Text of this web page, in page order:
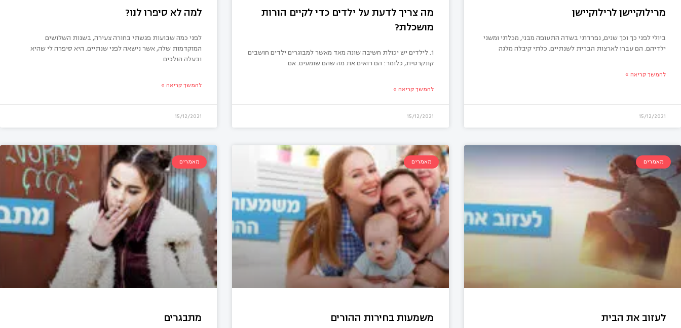
מרילוקיישן לרילוקיישן
ביולי לפני כך וכך שנים, נפרדתי בשדה התעופה מבני, מכלתי ומשני
ילדיהם. הם עברו לארצות הברית לשנתיים. כלתי קיבלה מלגה
להמשך קריאה »
15/12/2021
מה צריך לדעת על ילדים כדי לקיים הורות
מושכלת?
1. לילדים יש יכולת חשיבה שונה מאד מאשר למבוגרים ילדים חושבים
קונקרטית, כלומר: הם רואים את מה שהם שומעים. אם
להמשך קריאה »
15/12/2021
למה לא סיפרו לנו?
לפני כמה שבועות פגשתי בחורה צעירה, בשנות השלושים
המוקדמות שלה, אשר נישאה לפני שנתיים. היא סיפרה לי שהיא
ובעלה הולכים
להמשך קריאה »
15/12/2021
מאמרים
לעזוב את הבית
מאמרים
משמעות בחירות ההורים
מאמרים
מתבגרים